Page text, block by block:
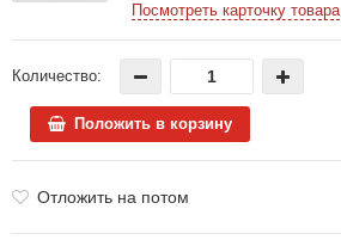
Посмотреть карточку товара
Количество:
Положить в корзину
Отложить на потом